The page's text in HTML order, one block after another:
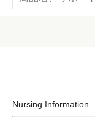
Nursing Information